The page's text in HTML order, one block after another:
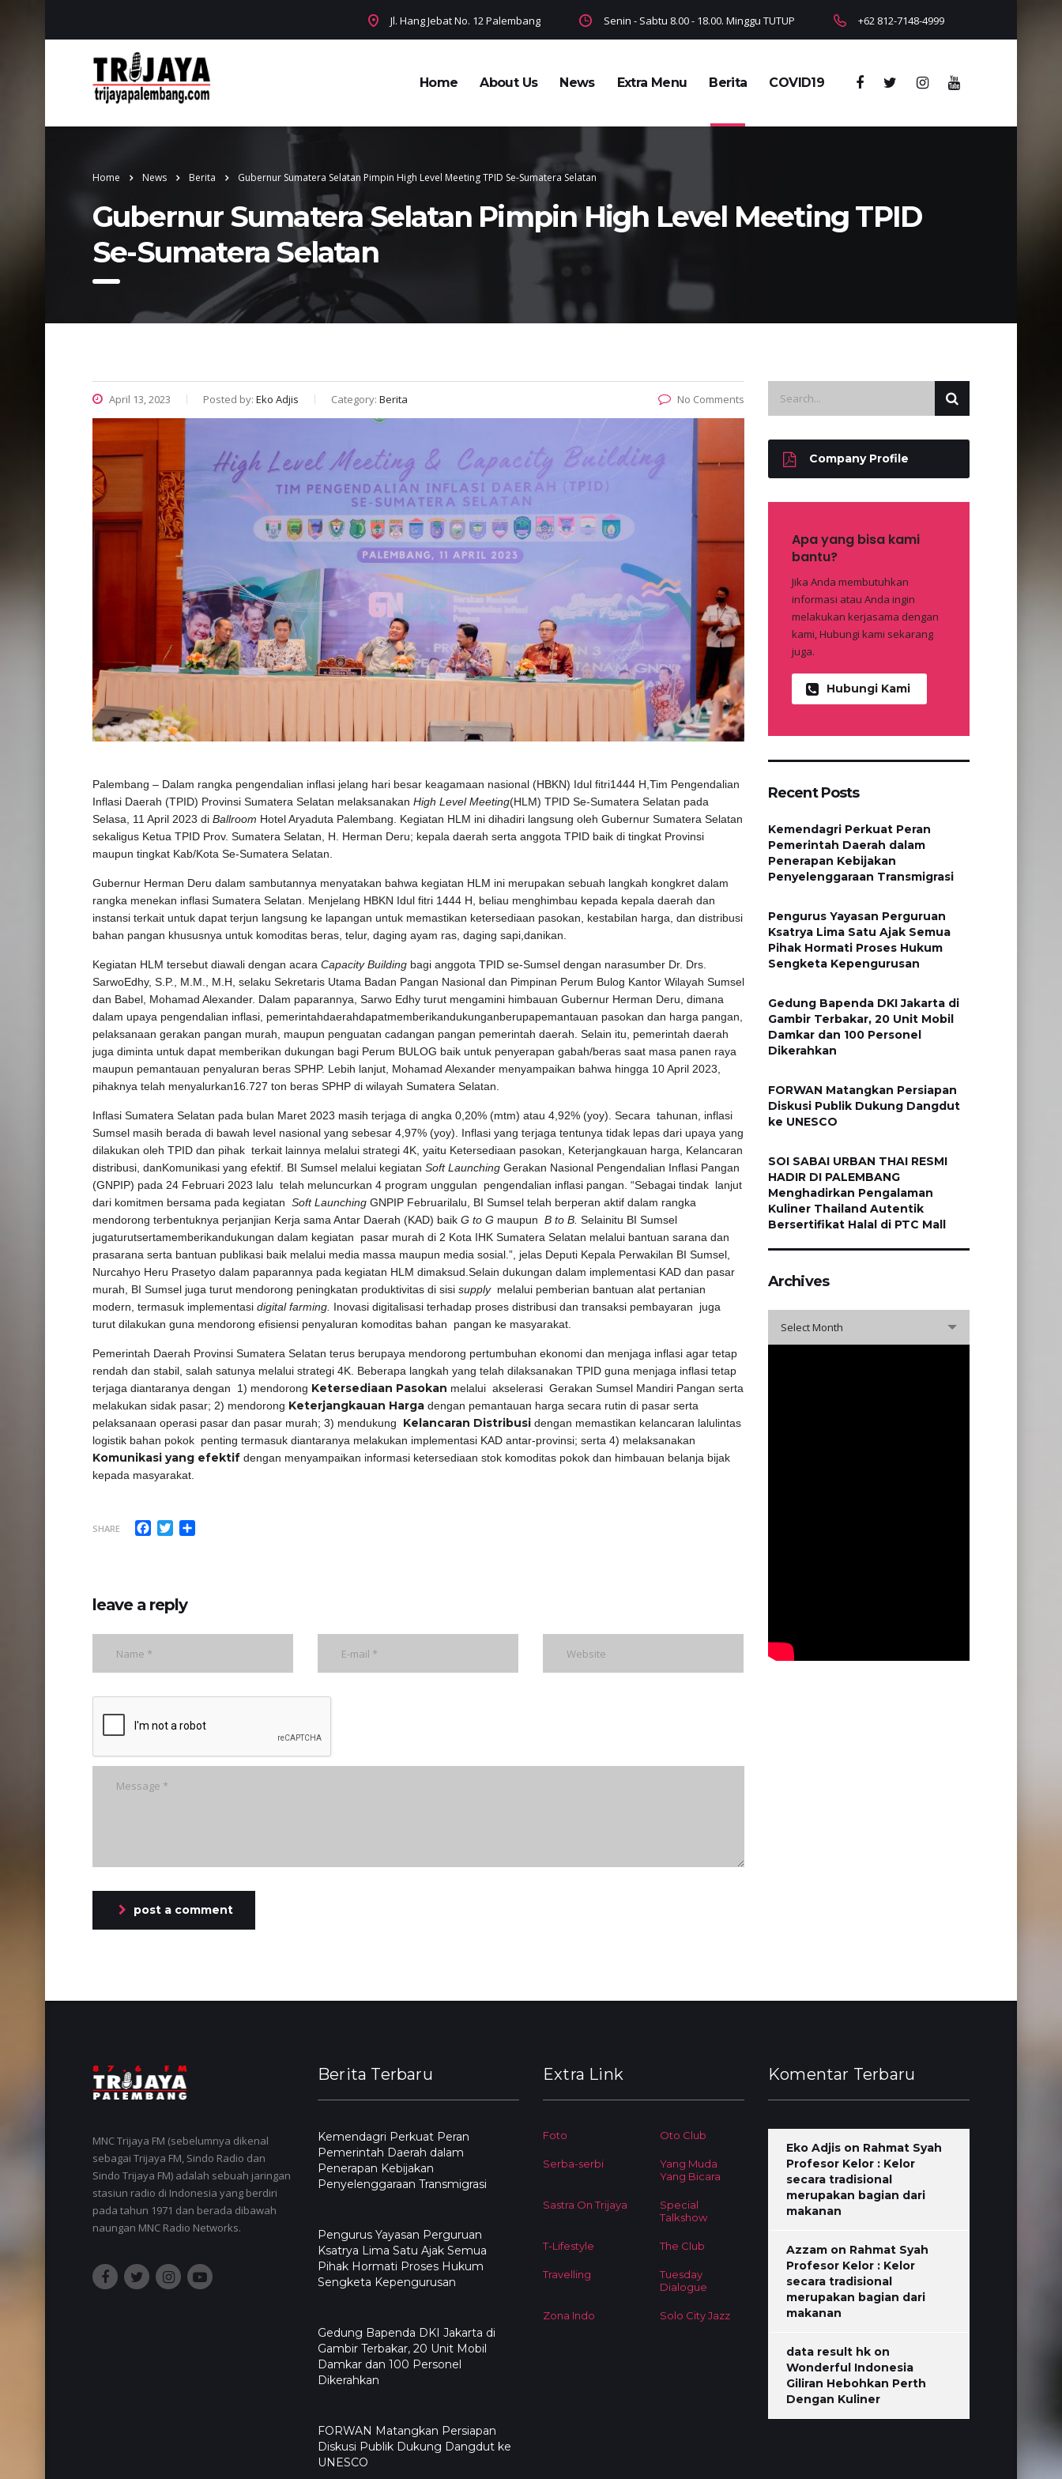
Jl. Hang Jebat No. 12 Palembang Senin - Sabtu 8.00 - 18.00. Minggu TUTUP +62 812-7148-4999
Home About Us News Extra Menu Berita COVID19
Home News Berita Gubernur Sumatera Selatan Pimpin High Level Meeting TPID Se-Sumatera Selatan
Gubernur Sumatera Selatan Pimpin High Level Meeting TPID
Se-Sumatera Selatan
April 13, 2023 Posted by: Eko Adjis Category: Berita No Comments
Palembang – Dalam rangka pengendalian inflasi jelang hari besar keagamaan nasional (HBKN) Idul fitri1444 H,Tim Pengendalian
Inflasi Daerah (TPID) Provinsi Sumatera Selatan melaksanakan High Level Meeting(HLM) TPID Se-Sumatera Selatan pada
Selasa, 11 April 2023 di Ballroom Hotel Aryaduta Palembang. Kegiatan HLM ini dihadiri langsung oleh Gubernur Sumatera Selatan
sekaligus Ketua TPID Prov. Sumatera Selatan, H. Herman Deru; kepala daerah serta anggota TPID baik di tingkat Provinsi
maupun tingkat Kab/Kota Se-Sumatera Selatan.
Gubernur Herman Deru dalam sambutannya menyatakan bahwa kegiatan HLM ini merupakan sebuah langkah kongkret dalam
rangka menekan inflasi Sumatera Selatan. Menjelang HBKN Idul fitri 1444 H, beliau menghimbau kepada kepala daerah dan
instansi terkait untuk dapat terjun langsung ke lapangan untuk memastikan ketersediaan pasokan, kestabilan harga, dan distribusi
bahan pangan khususnya untuk komoditas beras, telur, daging ayam ras, daging sapi,danikan.
Kegiatan HLM tersebut diawali dengan acara Capacity Building bagi anggota TPID se-Sumsel dengan narasumber Dr. Drs.
SarwoEdhy, S.P., M.M., M.H, selaku Sekretaris Utama Badan Pangan Nasional dan Pimpinan Perum Bulog Kantor Wilayah Sumsel
dan Babel, Mohamad Alexander. Dalam paparannya, Sarwo Edhy turut mengamini himbauan Gubernur Herman Deru, dimana
dalam upaya pengendalian inflasi, pemerintahdaerahdapatmemberikandukunganberupapemantauan pasokan dan harga pangan,
pelaksanaan gerakan pangan murah, maupun penguatan cadangan pangan pemerintah daerah. Selain itu, pemerintah daerah
juga diminta untuk dapat memberikan dukungan bagi Perum BULOG baik untuk penyerapan gabah/beras saat masa panen raya
maupun pemantauan penyaluran beras SPHP. Lebih lanjut, Mohamad Alexander menyampaikan bahwa hingga 10 April 2023,
pihaknya telah menyalurkan16.727 ton beras SPHP di wilayah Sumatera Selatan.
Inflasi Sumatera Selatan pada bulan Maret 2023 masih terjaga di angka 0,20% (mtm) atau 4,92% (yoy). Secara tahunan, inflasi
Sumsel masih berada di bawah level nasional yang sebesar 4,97% (yoy). Inflasi yang terjaga tentunya tidak lepas dari upaya yang
dilakukan oleh TPID dan pihak terkait lainnya melalui strategi 4K, yaitu Ketersediaan pasokan, Keterjangkauan harga, Kelancaran
distribusi, danKomunikasi yang efektif. BI Sumsel melalui kegiatan Soft Launching Gerakan Nasional Pengendalian Inflasi Pangan
(GNPIP) pada 24 Februari 2023 lalu telah meluncurkan 4 program unggulan pengendalian inflasi pangan. “Sebagai tindak lanjut
dari komitmen bersama pada kegiatan Soft Launching GNPIP Februarilalu, BI Sumsel telah berperan aktif dalam rangka
mendorong terbentuknya perjanjian Kerja sama Antar Daerah (KAD) baik G to G maupun B to B. Selainitu BI Sumsel
jugaturutsertamemberikandukungan dalam kegiatan pasar murah di 2 Kota IHK Sumatera Selatan melalui bantuan sarana dan
prasarana serta bantuan publikasi baik melalui media massa maupun media sosial.”, jelas Deputi Kepala Perwakilan BI Sumsel,
Nurcahyo Heru Prasetyo dalam paparannya pada kegiatan HLM dimaksud.Selain dukungan dalam implementasi KAD dan pasar
murah, BI Sumsel juga turut mendorong peningkatan produktivitas di sisi supply melalui pemberian bantuan alat pertanian
modern, termasuk implementasi digital farming. Inovasi digitalisasi terhadap proses distribusi dan transaksi pembayaran juga
turut dilakukan guna mendorong efisiensi penyaluran komoditas bahan pangan ke masyarakat.
Pemerintah Daerah Provinsi Sumatera Selatan terus berupaya mendorong pertumbuhan ekonomi dan menjaga inflasi agar tetap
rendah dan stabil, salah satunya melalui strategi 4K. Beberapa langkah yang telah dilaksanakan TPID guna menjaga inflasi tetap
terjaga diantaranya dengan 1) mendorong Ketersediaan Pasokan melalui akselerasi Gerakan Sumsel Mandiri Pangan serta
melakukan sidak pasar; 2) mendorong Keterjangkauan Harga dengan pemantauan harga secara rutin di pasar serta
pelaksanaan operasi pasar dan pasar murah; 3) mendukung Kelancaran Distribusi dengan memastikan kelancaran lalulintas
logistik bahan pokok penting termasuk diantaranya melakukan implementasi KAD antar-provinsi; serta 4) melaksanakan
Komunikasi yang efektif dengan menyampaikan informasi ketersediaan stok komoditas pokok dan himbauan belanja bijak
kepada masyarakat.
SHARE Facebook
Twitter
leave a reply
post a comment
Company Profile
Apa yang bisa kami
bantu?
Jika Anda membutuhkan
informasi atau Anda ingin
melakukan kerjasama dengan
kami, Hubungi kami sekarang
juga.
Hubungi Kami
Recent Posts
Kemendagri Perkuat Peran
Pemerintah Daerah dalam
Penerapan Kebijakan
Penyelenggaraan Transmigrasi
Pengurus Yayasan Perguruan
Ksatrya Lima Satu Ajak Semua
Pihak Hormati Proses Hukum
Sengketa Kepengurusan
Gedung Bapenda DKI Jakarta di
Gambir Terbakar, 20 Unit Mobil
Damkar dan 100 Personel
Dikerahkan
FORWAN Matangkan Persiapan
Diskusi Publik Dukung Dangdut
ke UNESCO
SOI SABAI URBAN THAI RESMI
HADIR DI PALEMBANG
Menghadirkan Pengalaman
Kuliner Thailand Autentik
Bersertifikat Halal di PTC Mall
Archives
Select Month
MNC Trijaya FM (sebelumnya dikenal
sebagai Trijaya FM, Sindo Radio dan
Sindo Trijaya FM) adalah sebuah jaringan
stasiun radio di Indonesia yang berdiri
pada tahun 1971 dan berada dibawah
naungan MNC Radio Networks.
Berita Terbaru
Kemendagri Perkuat Peran
Pemerintah Daerah dalam
Penerapan Kebijakan
Penyelenggaraan Transmigrasi
Pengurus Yayasan Perguruan
Ksatrya Lima Satu Ajak Semua
Pihak Hormati Proses Hukum
Sengketa Kepengurusan
Gedung Bapenda DKI Jakarta di
Gambir Terbakar, 20 Unit Mobil
Damkar dan 100 Personel
Dikerahkan
FORWAN Matangkan Persiapan
Diskusi Publik Dukung Dangdut ke
UNESCO
Extra Link
Foto Oto Club
Serba-serbi
Yang Muda
Yang Bicara
Sastra On Trijaya
Special
Talkshow
T-Lifestyle The Club
Travelling
Tuesday
Dialogue
Zona Indo Solo City Jazz
Komentar Terbaru
Eko Adjis on Rahmat Syah
Profesor Kelor : Kelor
secara tradisional
merupakan bagian dari
makanan
Azzam on Rahmat Syah
Profesor Kelor : Kelor
secara tradisional
merupakan bagian dari
makanan
data result hk on
Wonderful Indonesia
Giliran Hebohkan Perth
Dengan Kuliner